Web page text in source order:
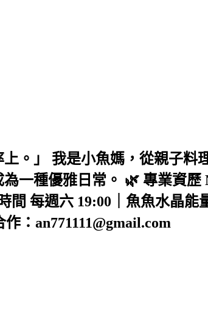
上。」 我是小魚媽，從親子
一種優雅日常。 🌿 專業資
間 每週六 19:00｜魚魚水晶能
：an771111@gmail.com